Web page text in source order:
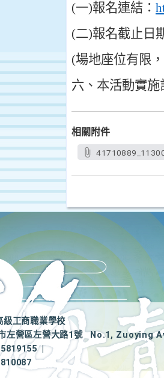
(一)報名連結 ：
(二)報名截止日
(場地座位有限 ，
六 、 本活動實
相關附件
級工商職業學校
左營區左營大路1號
No.1, Zuoying
|